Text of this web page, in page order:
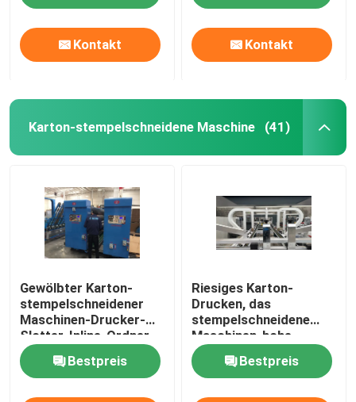
Kontakt Kontakt
Karton-stempelschneidene Maschine (41)
Gewölbter Karton-
stempelschneidener
Maschinen-Drucker-
Slotter-Inline-Ordner
Gluer
Bestpreis
Riesiges Karton-
Drucken, das
stempelschneidene
Maschinen-hohe
Geschwindigkeit kerbt
Bestpreis